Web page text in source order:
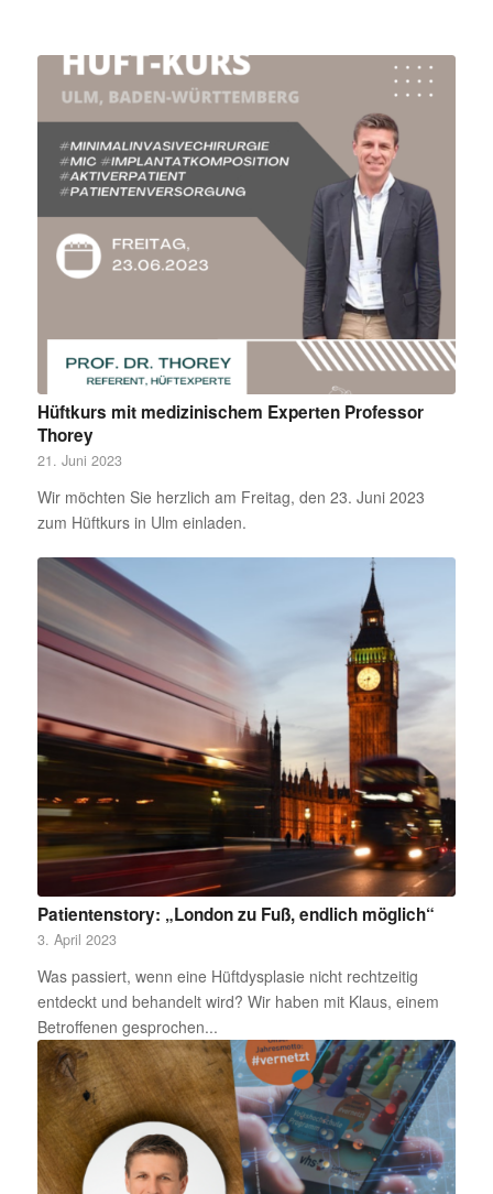
Hüftkurs mit medizinischem Experten Professor
Thorey
21. Juni 2023
Wir möchten Sie herzlich am Freitag, den 23. Juni 2023
zum Hüftkurs in Ulm einladen.
Patientenstory: „London zu Fuß, endlich möglich“
3. April 2023
Was passiert, wenn eine Hüftdysplasie nicht rechtzeitig
entdeckt und behandelt wird? Wir haben mit Klaus, einem
Betroffenen gesprochen...